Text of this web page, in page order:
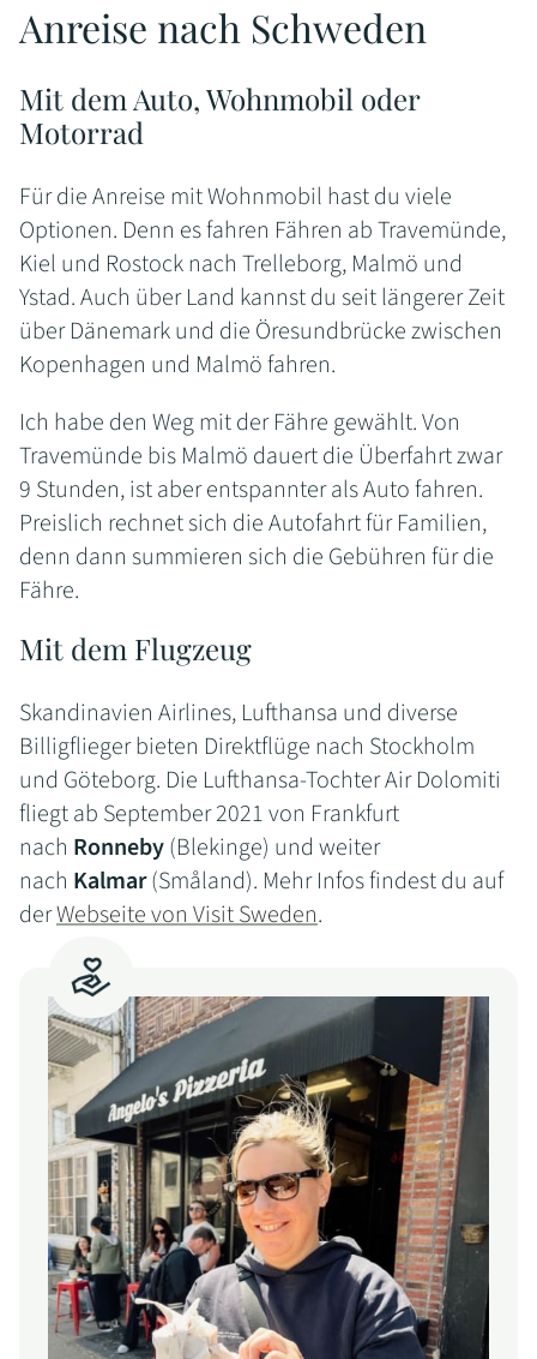
Anreise nach Schweden
Mit dem Auto, Wohnmobil oder
Motorrad
Für die Anreise mit Wohnmobil hast du viele
Optionen. Denn es fahren Fähren ab Travemünde,
Kiel und Rostock nach Trelleborg, Malmö und
Ystad. Auch über Land kannst du seit längerer Zeit
über Dänemark und die Öresundbrücke zwischen
Kopenhagen und Malmö fahren.
Ich habe den Weg mit der Fähre gewählt. Von
Travemünde bis Malmö dauert die Überfahrt zwar
9 Stunden, ist aber entspannter als Auto fahren.
Preislich rechnet sich die Autofahrt für Familien,
denn dann summieren sich die Gebühren für die
Fähre.
Mit dem Flugzeug
Skandinavien Airlines, Lufthansa und diverse
Billigflieger bieten Direktflüge nach Stockholm
und Göteborg. Die Lufthansa-Tochter Air Dolomiti
fliegt ab September 2021 von Frankfurt
nach Ronneby(Blekinge) und weiter
nach Kalmar(Småland). Mehr Infos findest du auf
derWebseite von Visit Sweden.